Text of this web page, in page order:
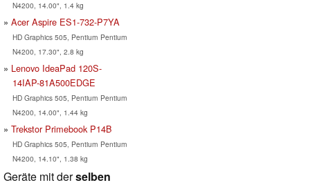
N4200, 14.00", 1.4 kg
Acer Aspire ES1-732-P7YA
HD Graphics 505, Pentium Pentium
N4200, 17.30", 2.8 kg
Lenovo IdeaPad 120S-
14IAP-81A500EDGE
HD Graphics 505, Pentium Pentium
N4200, 14.00", 1.44 kg
Trekstor Primebook P14B
HD Graphics 505, Pentium Pentium
N4200, 14.10", 1.38 kg
Geräte mit derselben